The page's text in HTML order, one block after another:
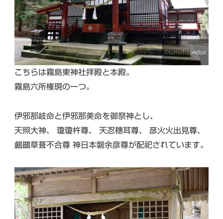
こちらは霧島東神社拝殿と本殿。
霧島六所権現の一つ。
伊邪那岐命と伊邪那美命を御祭神とし、
天照大神、 瓊瓊杵尊、 天忍穗耳尊、 彦火火出見尊、
鸕鷀草葺不合尊 神日本磐余彦尊が配祀されています。